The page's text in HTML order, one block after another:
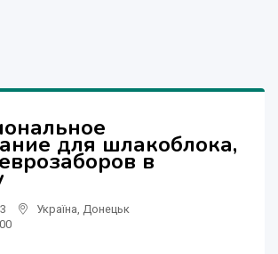
для шлакоблока,
в
Україна Донецьк